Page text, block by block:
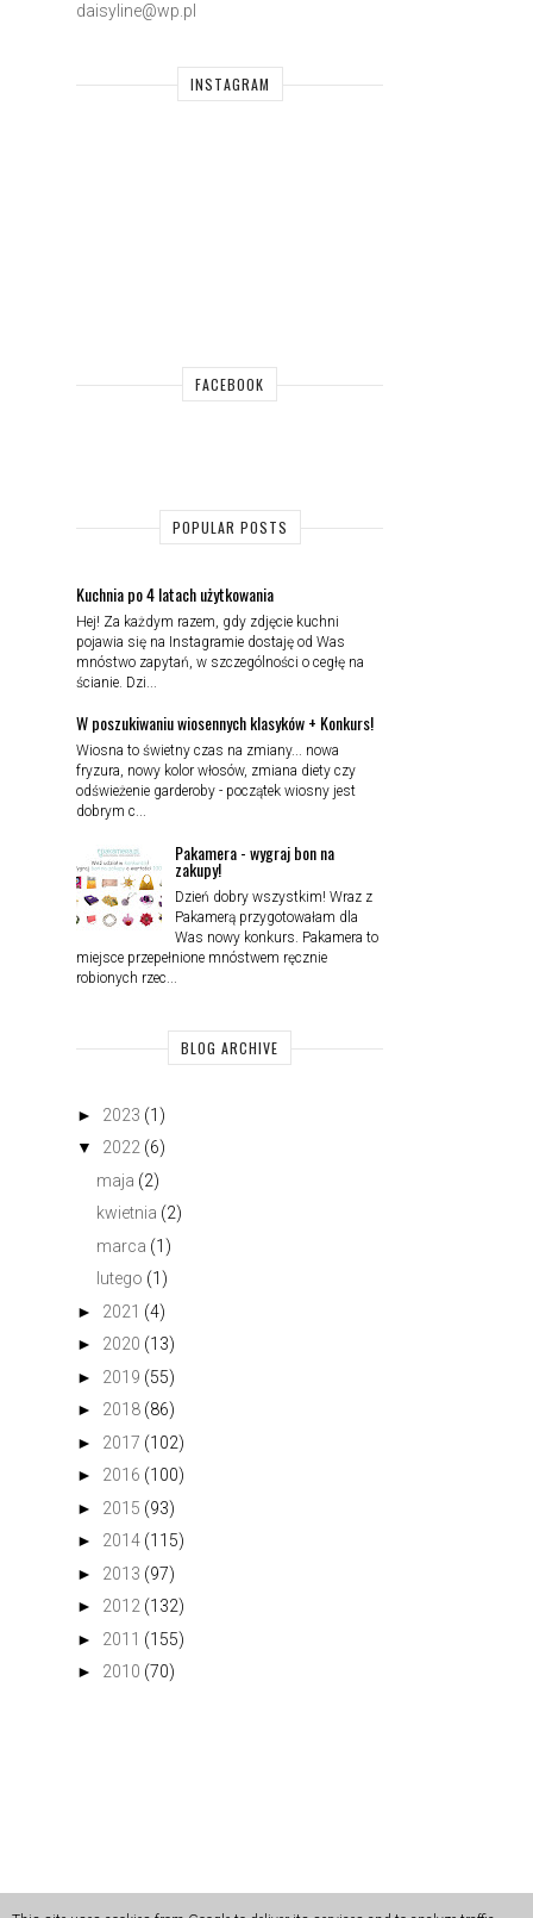
daisyline@wp.pl
INSTAGRAM
FACEBOOK
POPULAR POSTS
Kuchnia po 4 latach użytkowania
Hej! Za każdym razem, gdy zdjęcie kuchni
pojawia się na Instagramie dostaję od Was
mnóstwo zapytań, w szczególności o cegłę na
ścianie. Dzi...
W poszukiwaniu wiosennych klasyków + Konkurs!
Wiosna to świetny czas na zmiany... nowa
fryzura, nowy kolor włosów, zmiana diety czy
odświeżenie garderoby - początek wiosny jest
dobrym c...
Pakamera - wygraj bon na
zakupy!
Dzień dobry wszystkim! Wraz z
Pakamerą przygotowałam dla
Was nowy konkurs. Pakamera to
miejsce przepełnione mnóstwem ręcznie
robionych rzec...
BLOG ARCHIVE
► 2023 (1)
▼
2022 (6)
maja (2)
kwietnia (2)
marca (1)
lutego (1)
► 2021 (4)
► 2020 (13)
► 2019 (55)
► 2018 (86)
► 2017 (102)
► 2016 (100)
► 2015 (93)
► 2014 (115)
► 2013 (97)
► 2012 (132)
► 2011 (155)
► 2010 (70)